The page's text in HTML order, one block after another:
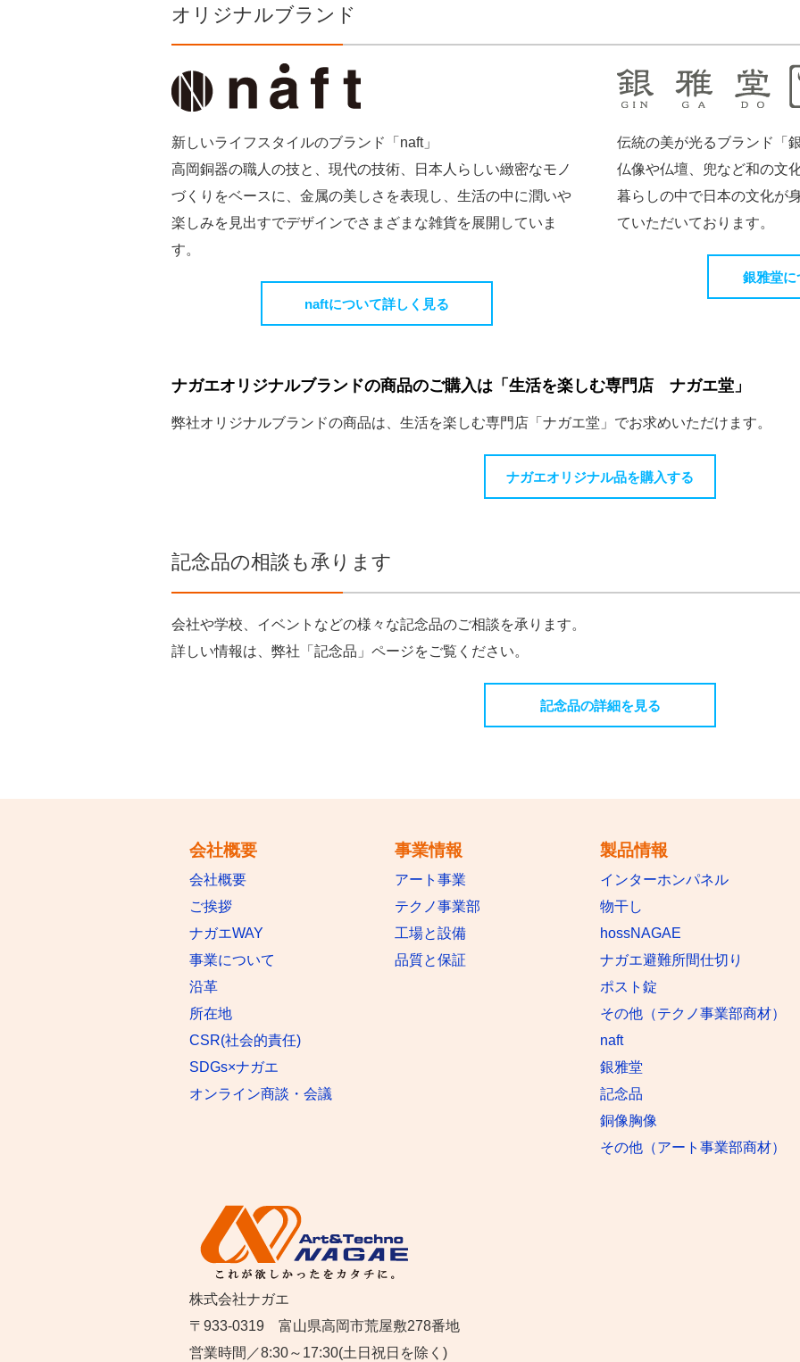
オリジナルブランド
新しいライフスタイルのブランド「naft」
高岡銅器の職人の技と、現代の技術、日本人らしい緻密なモノ
づくりをベースに、金属の美しさを表現し、生活の中に潤いや
楽しみを見出すでデザインでさまざまな雑貨を展開していま
す。
naftについて詳しく見る
伝統の美が光るブランド「
仏像や仏壇、兜など和の文
暮らしの中で日本の文化が
ていただいております。
銀雅堂に
ナガエオリジナルブランドの商品のご購入は「生活を楽しむ専門店 ナガエ堂」
弊社オリジナルブランドの商品は、生活を楽しむ専門店「ナガエ堂」でお求めいただけます。
ナガエオリジナル品を購入する
記念品の相談も承ります
会社や学校、イベントなどの様々な記念品のご相談を承ります。
詳しい情報は、弊社「記念品」ページをご覧ください。
記念品の詳細を見る
会社概要
会社概要
ご挨拶
ナガエWAY
事業について
沿革
所在地
CSR(社会的責任)
SDGs×ナガエ
オンライン商談・会議
事業情報
アート事業
テクノ事業部
工場と設備
品質と保証
製品情報
インターホンパネル
物干し
hossNAGAE
ナガエ避難所間仕切り
ポスト錠
その他（テクノ事業部商材）
naft
銀雅堂
記念品
銅像胸像
その他（アート事業部商材）
株式会社ナガエ
〒933-0319 富山県高岡市荒屋敷278番地
営業時間／8:30～17:30(土日祝日を除く)